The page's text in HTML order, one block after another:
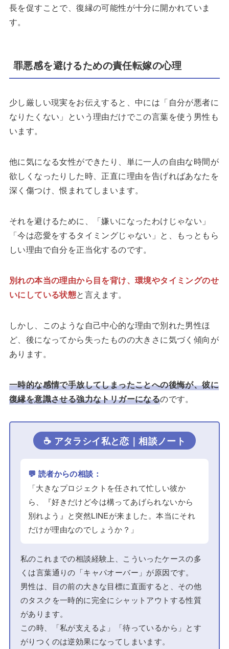
長を促すことで、復縁の可能性が十分に開かれていま
す。
罪悪感を避けるための責任転嫁の心理
少し厳しい現実をお伝えすると、中には「自分が悪者に
なりたくない」という理由だけでこの言葉を使う男性も
います。
他に気になる女性ができたり、単に一人の自由な時間が
欲しくなったりした時、正直に理由を告げればあなたを
深く傷つけ、恨まれてしまいます。
それを避けるために、「嫌いになったわけじゃない」
「今は恋愛をするタイミングじゃない」と、もっともら
しい理由で自分を正当化するのです。
別れの本当の理由から目を背け、環境やタイミングのせ
いにしている状態と言えます。
しかし、このような自己中心的な理由で別れた男性ほ
ど、後になってから失ったものの大きさに気づく傾向が
あります。
一時的な感情で手放してしまったことへの後悔が、彼に
復縁を意識させる強力なトリガーになるのです。
☕ アタラシイ私と恋｜相談ノート
💬 読者からの相談：
「大きなプロジェクトを任されて忙しい彼か
ら、『好きだけど今は構ってあげられないから
別れよう』と突然LINEが来ました。本当にそれ
だけが理由なのでしょうか？」
私のこれまでの相談経験上、こういったケースの多
くは言葉通りの「キャパオーバー」が原因です。
男性は、目の前の大きな目標に直面すると、その他
のタスクを一時的に完全にシャットアウトする性質
があります。
この時、「私が支えるよ」「待っているから」とす
がりつくのは逆効果になってしまいます。